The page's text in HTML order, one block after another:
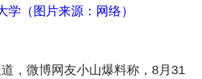
学（ 图片来源：网络 ）
微博网友小山爆料称，8月31